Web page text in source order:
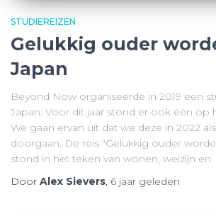
STUDIEREIZEN
Gelukkig ouder
Japan
Beyond Now organiseerde in 2019 een
Japan. Voor dit jaar stond er ook één op
We gaan ervan uit dat we deze in 2022
doorgaan. De reis “Gelukkig ouder
stond in het teken van wonen, welzijn en
Door Alex Sievers, 6 jaar geleden